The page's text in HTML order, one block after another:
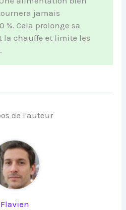
jamais
%. Cela prolonge sa
la chauffe et limite les
de l'auteur
Flavien